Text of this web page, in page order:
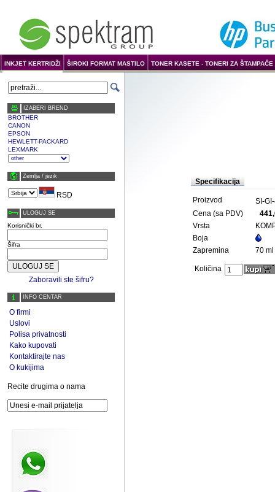
INKJET KERTRIDŽI ŠIROKI FORMAT MASTILO TONER KASETE - TONERI ZA
IZABERI BREND
BROTHER
CANON
EPSON
HEWLETT-PACKARD
LEXMARK
Zemlja / јezik
RSD
ULOGUJ SE
Korisnički br.
Šifra
Zaboravili ste šifru?
INFO CENTAR
O firmi
Uslovi
Polisa privatnosti
Kako kupovati
Kontaktirajte nas
O kukijima
Recite drugima o nama
Specifikacija
Proizvod
SI-
Cena (sa PDV)
Vrsta
Boja
Zapremina
70 ml
Količina